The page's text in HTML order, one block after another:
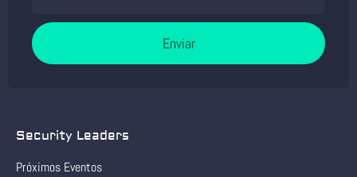
Enviar
Security Leaders
Próximos Eventos